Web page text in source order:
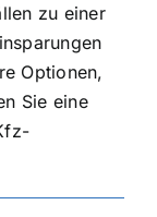
zu einer
Optionen,
Sie eine